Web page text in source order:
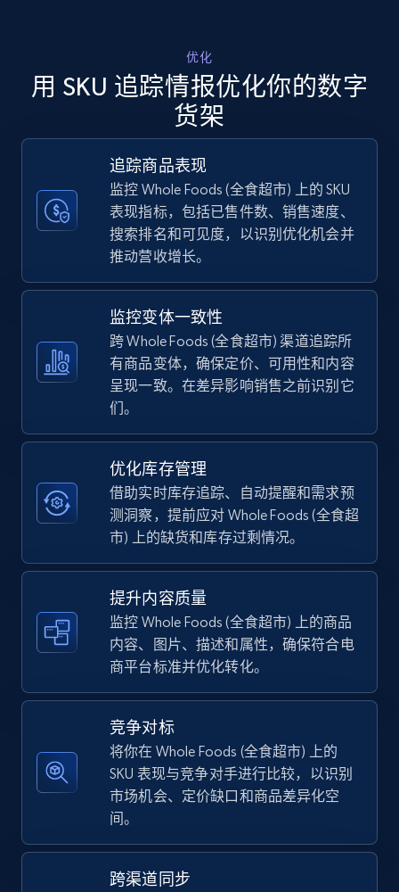
Specifications, Image urls, Top reviews, and
more.
TikTok Shop
URL, Title, Available, Description, Currency, Initial
price, Final price, Discount percent, and more.
TikTok Shop - category
URL, Title, Available, Description, Currency, Initial
price, Final price, Discount percent, and more.
5.4K+ 668+ 立即开始
TikTok Shop - Collect TikTok shop products
by keywords search
URL, Title, Available, Description, Currency, Initial
price, Final price, Discount percent, and more.
5.4K+ 668+ 立即开始
TikTok Shop - discover records by shop url
URL, Title, Available, Description, Currency, Initial
price, Final price, Discount percent, and more.
668+
优化
用 SKU 追踪情报优化你的数字
货架
追踪商品表现
监控 Whole Foods (全食超市) 上的 SKU
表现指标，包括已售件数、销售速度、
搜索排名和可见度，以识别优化机会并
推动营收增长。
监控变体一致性
跨 Whole Foods (全食超市) 渠道追踪所
有商品变体，确保定价、可用性和内容
呈现一致。在差异影响销售之前识别它
们。
优化库存管理
借助实时库存追踪、自动提醒和需求预
测洞察，提前应对 Whole Foods (全食超
市) 上的缺货和库存过剩情况。
提升内容质量
监控 Whole Foods (全食超市) 上的商品
内容、图片、描述和属性，确保符合电
商平台标准并优化转化。
竞争对标
将你在 Whole Foods (全食超市) 上的
SKU 表现与竞争对手进行比较，以识别
市场机会、定价缺口和商品差异化空
间。
跨渠道同步